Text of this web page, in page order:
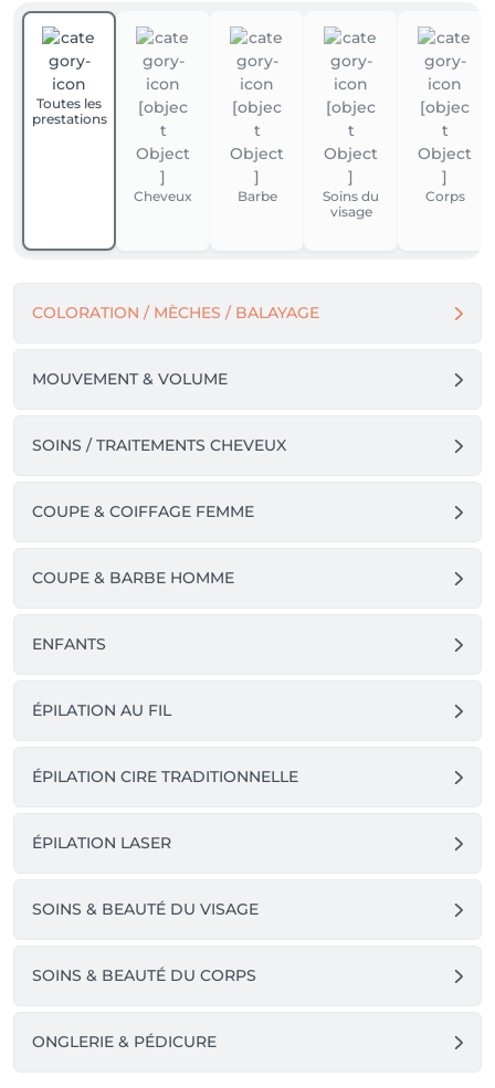
Toutes les
prestations
Cheveux Barbe
Soins du
visage
Corps
COLORATION / MÈCHES / BALAYAGE
MOUVEMENT & VOLUME
SOINS / TRAITEMENTS CHEVEUX
COUPE & COIFFAGE FEMME
COUPE & BARBE HOMME
ENFANTS
ÉPILATION AU FIL
ÉPILATION CIRE TRADITIONNELLE
ÉPILATION LASER
SOINS & BEAUTÉ DU VISAGE
SOINS & BEAUTÉ DU CORPS
ONGLERIE & PÉDICURE